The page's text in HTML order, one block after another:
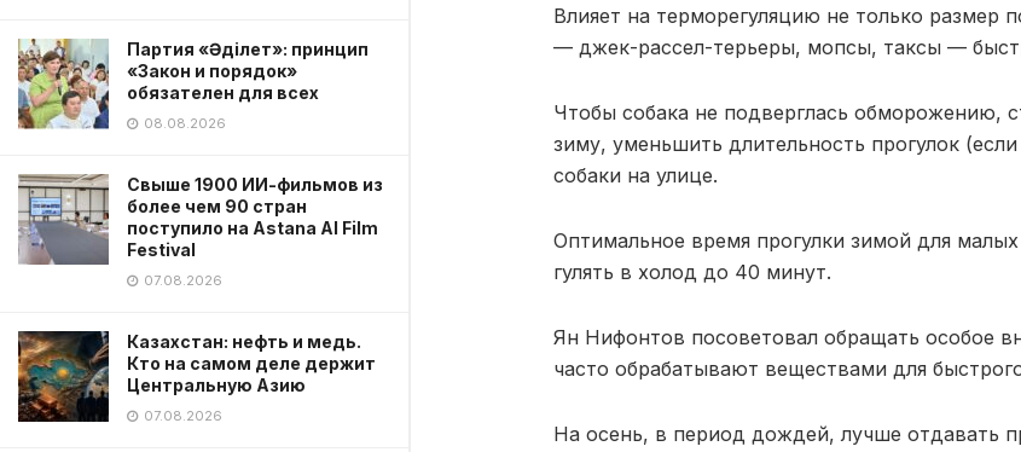
Партия «Әділет»: принцип
«Закон и порядок»
обязателен для всех
08.08.2026
Свыше 1900 ИИ-фильмов из
более чем 90 стран
поступило на Astana AI Film
Festival
07.08.2026
Казахстан: нефть и медь.
Кто на самом деле держит
Центральную Азию
07.08.2026
Влияет на терморегуляцию не только
— джек-рассел-терьеры, мопсы, таксы —
Чтобы собака не подверглась обморожению,
зиму, уменьшить длительность прогулок
собаки на улице.
Оптимальное время прогулки зимой для
гулять в холод до 40 минут.
Ян Нифонтов посоветовал обращать особое
часто обрабатывают веществами для
На осень, в период дождей, лучше отдавать